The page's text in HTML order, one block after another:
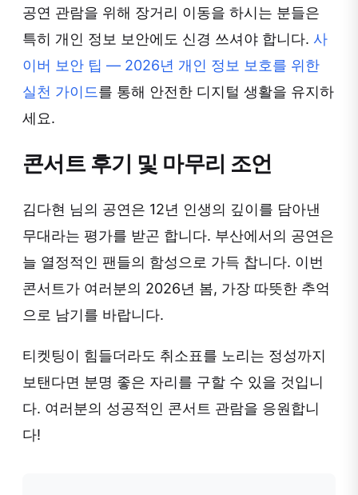
공연 관람을 위해 장거리 이동을 하시는 분들은
특히 개인 정보 보안에도 신경 쓰셔야 합니다. 사
이버 보안 팁 — 2026년 개인 정보 보호를 위한
실천 가이드를 통해 안전한 디지털 생활을 유지하
세요.
콘서트 후기 및 마무리 조언
김다현 님의 공연은 12년 인생의 깊이를 담아낸
무대라는 평가를 받곤 합니다. 부산에서의 공연은
늘 열정적인 팬들의 함성으로 가득 찹니다. 이번
콘서트가 여러분의 2026년 봄, 가장 따뜻한 추억
으로 남기를 바랍니다.
티켓팅이 힘들더라도 취소표를 노리는 정성까지
보탠다면 분명 좋은 자리를 구할 수 있을 것입니
다. 여러분의 성공적인 콘서트 관람을 응원합니
다!